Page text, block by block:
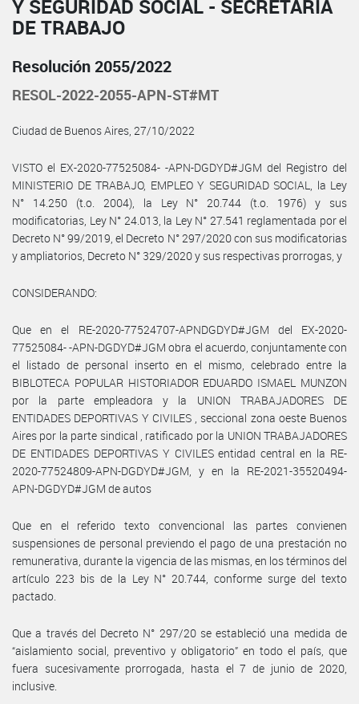
Y SEGURIDAD SOCIAL - SECRETARÍA
DE TRABAJO
Resolución 2055/2022
RESOL-2022-2055-APN-ST#MT
Ciudad de Buenos Aires, 27/10/2022
VISTO el EX-2020-77525084- -APN-DGDYD#JGM del Registro del
MINISTERIO DE TRABAJO, EMPLEO Y SEGURIDAD SOCIAL, la Ley
N° 14.250 (t.o. 2004), la Ley N° 20.744 (t.o. 1976) y sus
modificatorias, Ley N° 24.013, la Ley N° 27.541 reglamentada por el
Decreto N° 99/2019, el Decreto N° 297/2020 con sus modificatorias
y ampliatorios, Decreto N° 329/2020 y sus respectivas prorrogas, y
CONSIDERANDO:
Que en el RE-2020-77524707-APNDGDYD#JGM del EX-2020-
77525084- -APN-DGDYD#JGM obra el acuerdo, conjuntamente con
el listado de personal inserto en el mismo, celebrado entre la
BIBLOTECA POPULAR HISTORIADOR EDUARDO ISMAEL MUNZON
por la parte empleadora y la UNION TRABAJADORES DE
ENTIDADES DEPORTIVAS Y CIVILES , seccional zona oeste Buenos
Aires por la parte sindical , ratificado por la UNION TRABAJADORES
DE ENTIDADES DEPORTIVAS Y CIVILES entidad central en la RE-
2020-77524809-APN-DGDYD#JGM, y en la RE-2021-35520494-
APN-DGDYD#JGM de autos
Que en el referido texto convencional las partes convienen
suspensiones de personal previendo el pago de una prestación no
remunerativa, durante la vigencia de las mismas, en los términos del
artículo 223 bis de la Ley N° 20.744, conforme surge del texto
pactado.
Que a través del Decreto N° 297/20 se estableció una medida de
“aislamiento social, preventivo y obligatorio” en todo el país, que
fuera sucesivamente prorrogada, hasta el 7 de junio de 2020,
inclusive.